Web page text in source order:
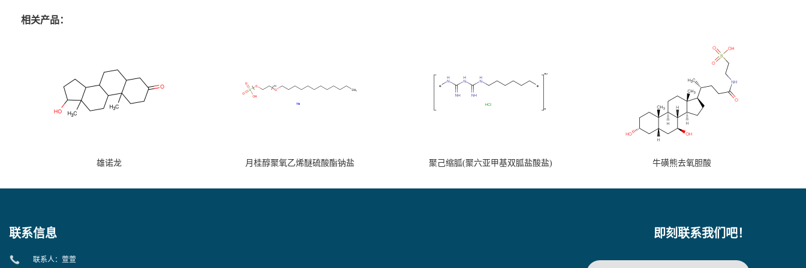
相关产品：
雄诺龙 月桂醇聚氧乙烯醚硫酸酯钠盐 聚己缩胍(聚六亚甲基双胍盐酸盐) 牛磺熊去氧胆酸
联系信息
联系人：萱萱
即刻联系我们吧！